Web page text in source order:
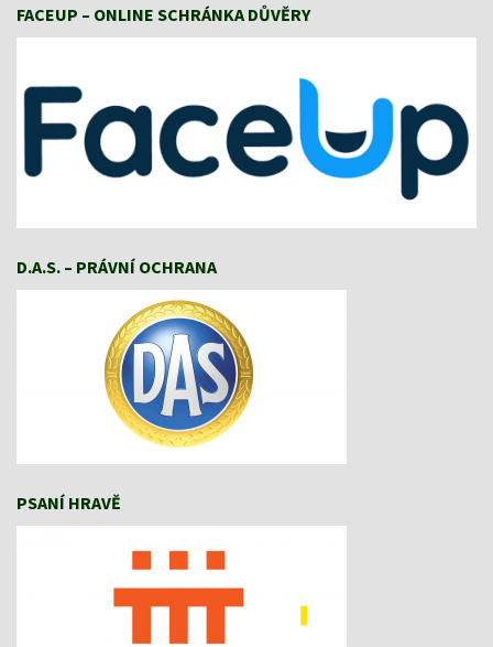
FACEUP – ONLINE SCHRÁNKA DŮVĚRY
D.A.S. – PRÁVNÍ OCHRANA
PSANÍ HRAVĚ